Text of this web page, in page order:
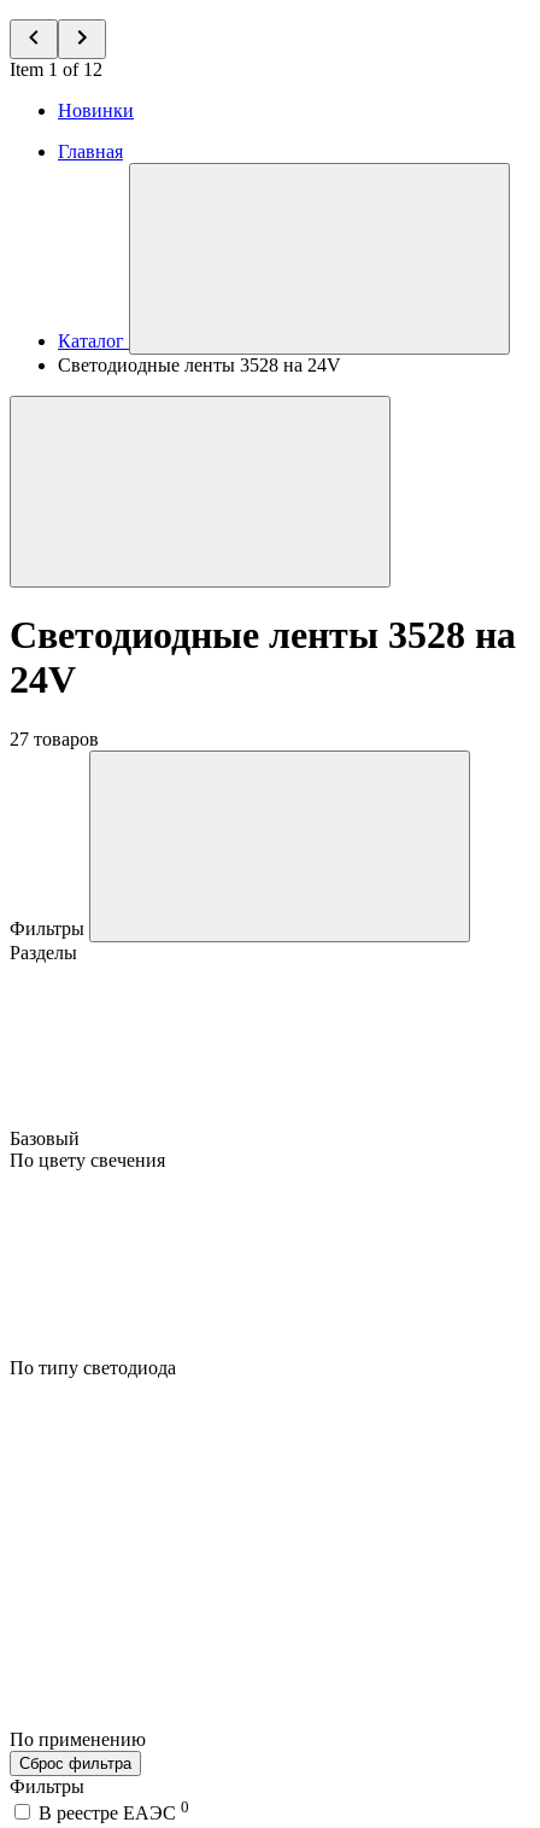
Item 1 of 12
Новинки
Главная
Каталог
Светодиодные ленты 3528 на 24V
Светодиодные ленты 3528 на
24V
27 товаров
Фильтры
Разделы
Базовый
По цвету свечения
По типу светодиода
По применению
Сброс фильтра
Фильтры
В реестре ЕАЭС 0